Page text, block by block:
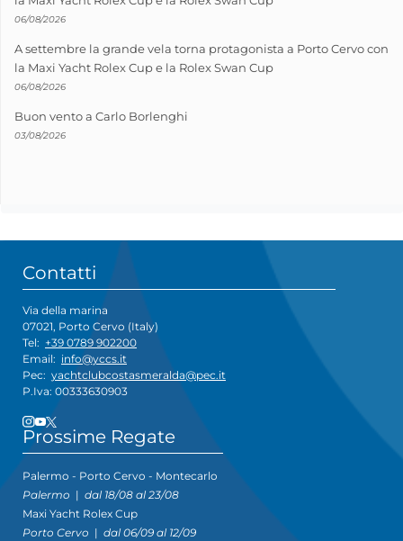
06/08/2026
A settembre la grande vela torna protagonista a Porto Cervo con
la Maxi Yacht Rolex Cup e la Rolex Swan Cup
06/08/2026
Buon vento a Carlo Borlenghi
03/08/2026
Contatti
Via della marina
07021, Porto Cervo (Italy)
Tel: +39 0789 902200
Email: info@yccs.it
Pec: yachtclubcostasmeralda@pec.it
P.Iva: 00333630903
Prossime Regate
Palermo - Porto Cervo - Montecarlo
Palermo | dal 18/08 al 23/08
Maxi Yacht Rolex Cup
Porto Cervo | dal 06/09 al 12/09